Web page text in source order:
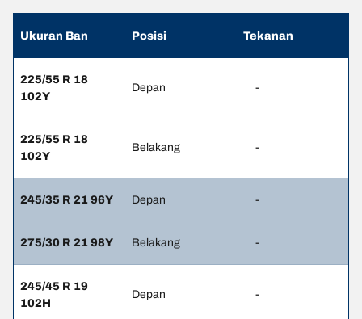
Ukuran Ban Posisi Tekanan
225/55 R 18
102Y
Depan -
225/55 R 18
102Y
Belakang -
245/35 R 21 96Y Depan -
275/30 R 21 98Y Belakang -
245/45 R 19
102H
Depan -